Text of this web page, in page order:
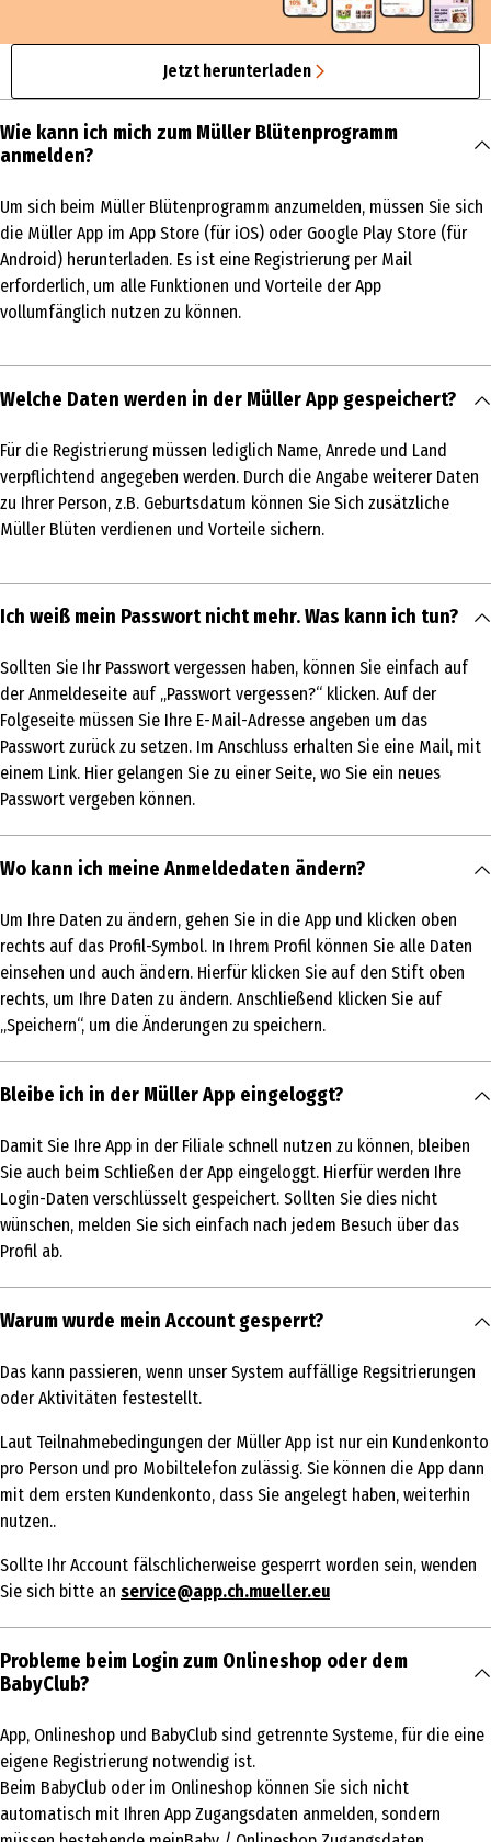
Jetzt herunterladen
Wie kann ich mich zum Müller Blütenprogramm
anmelden?
Um sich beim Müller Blütenprogramm anzumelden, müssen Sie sich
die Müller App im App Store (für iOS) oder Google Play Store (für
Android) herunterladen. Es ist eine Registrierung per Mail
erforderlich, um alle Funktionen und Vorteile der App
vollumfänglich nutzen zu können.
Welche Daten werden in der Müller App gespeichert?
Für die Registrierung müssen lediglich Name, Anrede und Land
verpflichtend angegeben werden. Durch die Angabe weiterer Daten
zu Ihrer Person, z.B. Geburtsdatum können Sie Sich zusätzliche
Müller Blüten verdienen und Vorteile sichern.
Ich weiß mein Passwort nicht mehr. Was kann ich tun?
Sollten Sie Ihr Passwort vergessen haben, können Sie einfach auf
der Anmeldeseite auf „Passwort vergessen?“ klicken. Auf der
Folgeseite müssen Sie Ihre E-Mail-Adresse angeben um das
Passwort zurück zu setzen. Im Anschluss erhalten Sie eine Mail, mit
einem Link. Hier gelangen Sie zu einer Seite, wo Sie ein neues
Passwort vergeben können.
Wo kann ich meine Anmeldedaten ändern?
Um Ihre Daten zu ändern, gehen Sie in die App und klicken oben
rechts auf das Profil-Symbol. In Ihrem Profil können Sie alle Daten
einsehen und auch ändern. Hierfür klicken Sie auf den Stift oben
rechts, um Ihre Daten zu ändern. Anschließend klicken Sie auf
„Speichern“, um die Änderungen zu speichern.
Bleibe ich in der Müller App eingeloggt?
Damit Sie Ihre App in der Filiale schnell nutzen zu können, bleiben
Sie auch beim Schließen der App eingeloggt. Hierfür werden Ihre
Login-Daten verschlüsselt gespeichert. Sollten Sie dies nicht
wünschen, melden Sie sich einfach nach jedem Besuch über das
Profil ab.
Warum wurde mein Account gesperrt?
Das kann passieren, wenn unser System auffällige Regsitrierungen
oder Aktivitäten festestellt.
Laut Teilnahmebedingungen der Müller App ist nur ein Kundenkonto
pro Person und pro Mobiltelefon zulässig. Sie können die App dann
mit dem ersten Kundenkonto, dass Sie angelegt haben, weiterhin
nutzen..
Sollte Ihr Account fälschlicherweise gesperrt worden sein, wenden
Sie sich bitte an service@app.ch.mueller.eu
Probleme beim Login zum Onlineshop oder dem
BabyClub?
App, Onlineshop und BabyClub sind getrennte Systeme, für die eine
eigene Registrierung notwendig ist.
Beim BabyClub oder im Onlineshop können Sie sich nicht
automatisch mit Ihren App Zugangsdaten anmelden, sondern